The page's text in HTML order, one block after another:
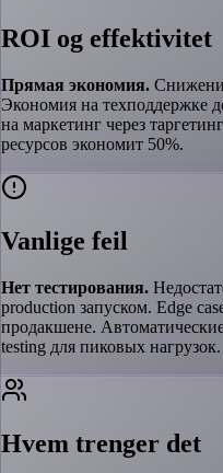
ROI og effektivitet
Прямая экономия.
Экономия на техподдержке
на маркетинг через
ресурсов экономит 50%.
Vanlige feil
Нет тестирования.
production запуском. Edge
продакшене.
testing для пиковых нагрузок.
Hvem trenger det